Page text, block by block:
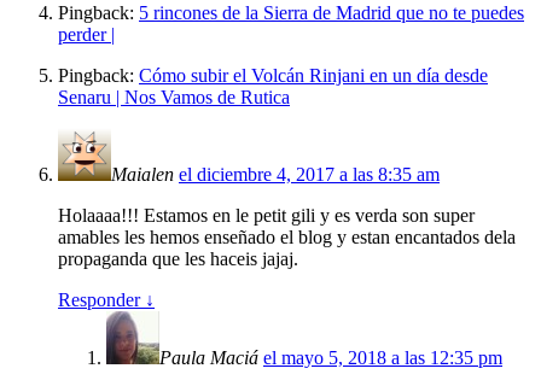
Pingback: 5 rincones de la Sierra de Madrid que no te puedes
perder |
Pingback: Cómo subir el Volcán Rinjani en un día desde
Senaru | Nos Vamos de Rutica
Maialen el diciembre 4, 2017 a las 8:35 am
Holaaaa!!! Estamos en le petit gili y es verda son super
amables les hemos enseñado el blog y estan encantados dela
propaganda que les haceis jajaj.
Responder ↓
Paula Maciá el mayo 5, 2018 a las 12:35 pm